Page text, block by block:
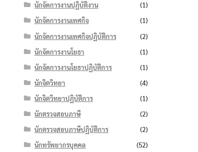
นักจัดการงานปฏิบัติงาน
(1)
นักจัดการงานเทศกิจ
(1)
นักจัดการงานเทศกิจปฏิบัติการ
(2)
นักจัดการงานโยธา
(1)
นักจัดการงานโยธาปฏิบัติการ
(1)
นักจิตวิทยา
(4)
นักจิตวิทยาปฏิบัติการ
(1)
นักตรวจสอบภาษี
(2)
นักตรวจสอบภาษีปฏิบัติการ
(2)
นักทรัพยากรบุคคล
(52)